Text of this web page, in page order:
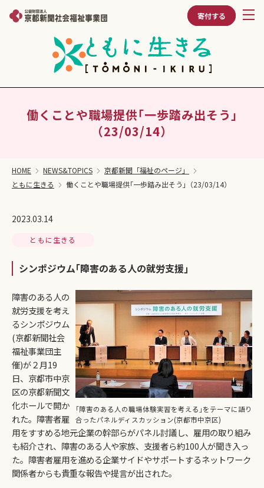
寄付する
働くことや職場提供｢一歩踏み出そう｣
（23/03/14）
HOME NEWS&TOPICS
京都新聞「福祉のページ」
ともに生きる
働くことや職場提供｢一歩踏み出そう｣（23/03/14）
2023.03.14
ともに生きる
シンポジウム｢障害のある人の就労支援｣
｢障害のある人の職場体験実習を考える｣をテーマに語り
合ったパネルディスカッション(京都市中京区)
障害のある人の
就労支援を考え
るシンポジウム
(京都新聞社会
福祉事業団主
催)が２月19
日、京都市中京
区の京都新聞文
化ホールで開か
れた。障害者雇
用をすすめる地元企業の幹部らがパネル討議し、雇用の取り組み
も紹介され、障害のある人や家族、支援者ら約100人が聞き入っ
た。障害者雇用を進める企業サイドやサポートするネットワーク
関係者からも貴重な報告や提言が出された。